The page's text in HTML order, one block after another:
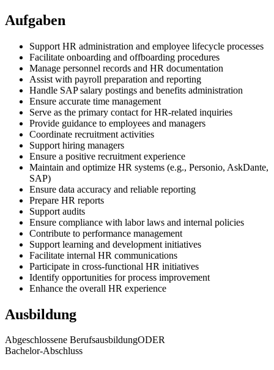
Aufgaben
Support HR administration and employee lifecycle processes
Facilitate onboarding and offboarding procedures
Manage personnel records and HR documentation
Assist with payroll preparation and reporting
Handle SAP salary postings and benefits administration
Ensure accurate time management
Serve as the primary contact for HR-related inquiries
Provide guidance to employees and managers
Coordinate recruitment activities
Support hiring managers
Ensure a positive recruitment experience
Maintain and optimize HR systems (e.g., Personio, AskDante,
SAP)
Ensure data accuracy and reliable reporting
Prepare HR reports
Support audits
Ensure compliance with labor laws and internal policies
Contribute to performance management
Support learning and development initiatives
Facilitate internal HR communications
Participate in cross-functional HR initiatives
Identify opportunities for process improvement
Enhance the overall HR experience
Ausbildung
Abgeschlossene BerufsausbildungODER
Bachelor-Abschluss